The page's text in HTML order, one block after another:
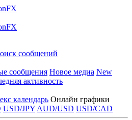
сообщений
сообщения Новое медиа New
активность
календарь Онлайн графики
USD/JPY AUD/USD USD/CAD